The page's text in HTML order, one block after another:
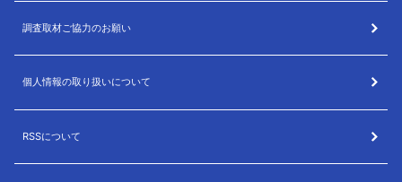
調査取材ご協力のお願い
個人情報の取り扱いについて
RSSについて